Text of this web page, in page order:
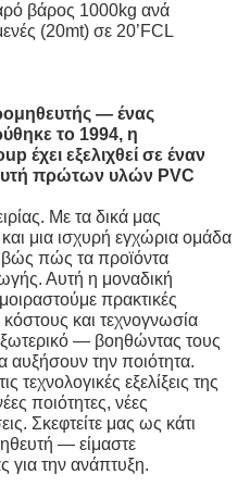
βάρος 1000kg ανά
(20mt) σε 20’FCL
— ένας
το 1994, η
έχει εξελιχθεί σε έναν
πρώτων υλών PVC
Με τα δικά μας
μια ισχυρή εγχώρια ομάδα
πώς τα προϊόντα
Αυτή η μοναδική
πρακτικές
και τεχνογνωσία
— βοηθώντας τους
αυξήσουν την ποιότητα.
εξελίξεις της
ποιότητες, νέες
Σκεφτείτε μας ως κάτι
— είμαστε
για την ανάπτυξη.